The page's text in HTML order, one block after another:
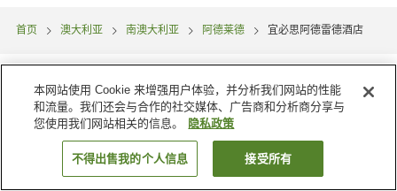
首页 澳大利亚 南澳大利亚 阿德莱德 宜必思阿德雷德酒店
搜索客房
本网站使用 Cookie 来增强用户体验，并分析我们网站的性能
和流量。我们还会与合作的社交媒体、广告商和分析商分享与
您使用我们网站相关的信息。
隐私政策
不得出售我的个人信息 接受所有